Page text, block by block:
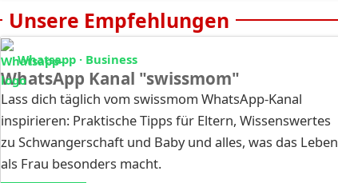
Unsere Empfehlungen
Whatsapp · Business
WhatsApp Kanal "swissmom"
Lass dich täglich vom swissmom WhatsApp-Kanal
inspirieren: Praktische Tipps für Eltern, Wissenswertes
zu Schwangerschaft und Baby und alles, was das Leben
als Frau besonders macht.